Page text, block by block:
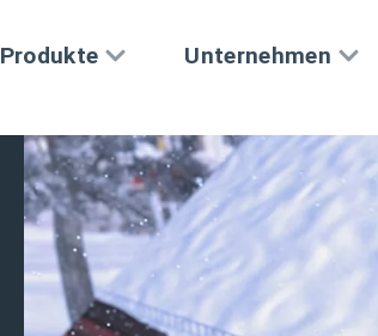
Produkte Unternehmen